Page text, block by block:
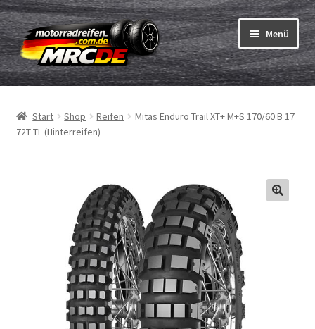
Zur
Navigation
springen
Zum
Inhalt
springen
Menü
Reifen
Schläuche
Start Shop Reifen
Mitas Enduro Trail XT+ M+S 170/60 B 17
72T TL (Hinterreifen)